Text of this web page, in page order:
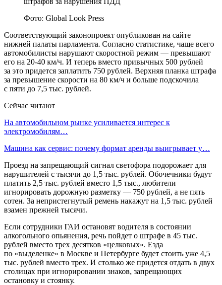
Фото: Global Look Press
Соответствующий законопроект опубликован на сайте
нижней палаты парламента. Согласно статистике, чаще всего
автомобилисты нарушают скоростной режим — превышают
его на 20-40 км/ч. И теперь вместо привычных 500 рублей
за это придется заплатить 750 рублей. Верхняя планка штрафа
за превышение скорости на 80 км/ч и больше подскочила
с пяти до 7,5 тыс. рублей.
Сейчас читают
На автомобильном рынке усиливается интерес к
электромобилям…
Машина как сервис: почему формат аренды выигрывает у…
Проезд на запрещающий сигнал светофора подорожает для
нарушителей с тысячи до 1,5 тыс. рублей. Обочечники будут
платить 2,5 тыс. рублей вместо 1,5 тыс., любители
игнорировать дорожную разметку — 750 рублей, а не пять
сотен. За непристегнутый ремень накажут на 1,5 тыс. рублей
взамен прежней тысячи.
Если сотрудники ГАИ остановят водителя в состоянии
алкогольного опьянения, речь пойдет о штрафе в 45 тыс.
рублей вместо трех десятков «целковых». Езда
по «выделенке» в Москве и Петербурге будет стоить уже 4,5
тыс. рублей вместо трех. И столько же придется отдать в двух
столицах при игнорировании знаков, запрещающих
остановку и стоянку.